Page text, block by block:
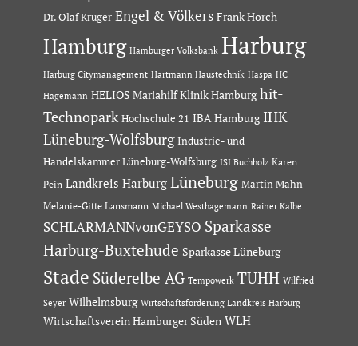
Dr. Olaf Krüger Engel & Völkers Frank Horch
Hamburg Hamburger Volksbank Harburg
Harburg Citymanagement Hartmann Haustechnik Haspa HC
Hagemann HELIOS Mariahilf Klinik Hamburg hit-
Technopark Hochschule 21 IBA Hamburg IHK
Lüneburg-Wolfsburg Industrie- und
Handelskammer Lüneburg-Wolfsburg ISI Buchholz Karen
Pein Landkreis Harburg Lüneburg Martin Mahn
Melanie-Gitte Lansmann Michael Westhagemann Rainer Kalbe
SCHLARMANNvonGEYSO Sparkasse
Harburg-Buxtehude Sparkasse Lüneburg
Stade Süderelbe AG Tempowerk TUHH Wilfried
Seyer Wilhelmsburg Wirtschaftsförderung Landkreis Harburg
Wirtschaftsverein Hamburger Süden WLH